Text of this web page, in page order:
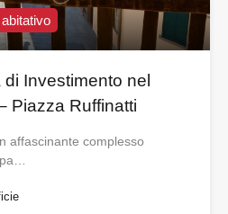
Investimento nel
Piazza Ruffinatti
affascinante complesso